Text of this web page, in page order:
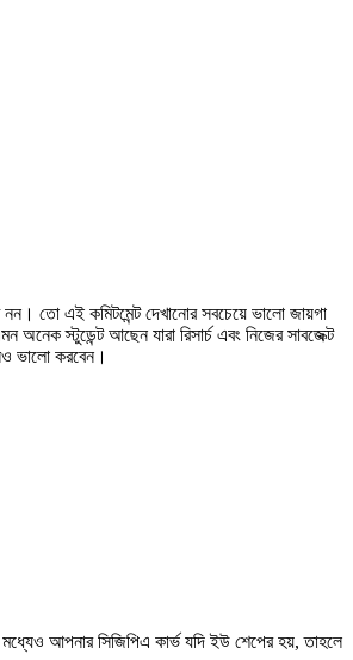
তো এই কমিটমেন্ট দেখানোর সবচেয়ে ভালো জায়গা
স্টুডেন্ট আছেন যারা রিসার্চ এবং নিজের সাবজেক্ট
ভালো করবেন।
আপনার সিজিপিএ কার্ভ যদি ইউ শেপের হয়, তাহলে